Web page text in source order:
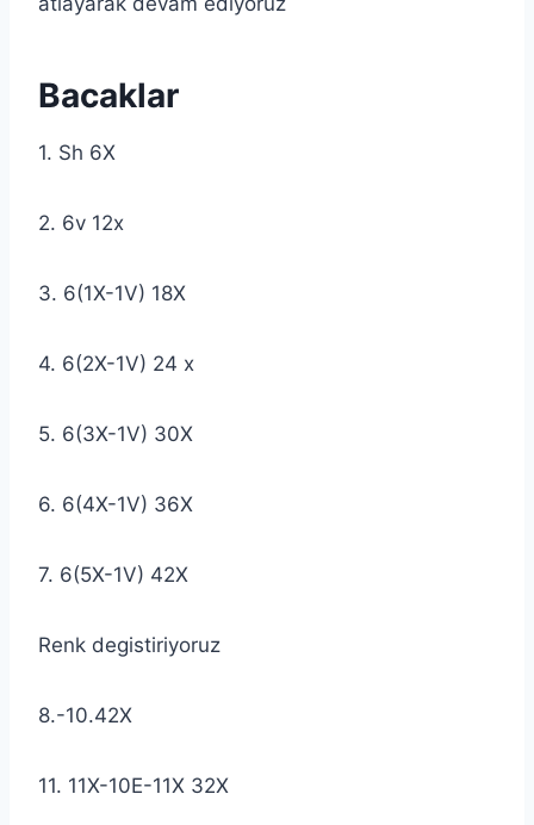
Bacaklar
1. Sh 6X
2. 6v 12x
3. 6(1X-1V) 18X
4. 6(2X-1V) 24 x
5. 6(3X-1V) 30X
6. 6(4X-1V) 36X
7. 6(5X-1V) 42X
Renk degistiriyoruz
8.-10.42X
11. 11X-10E-11X 32X